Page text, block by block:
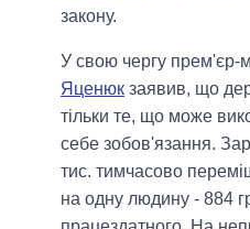
закону.
У свою чергу прем'єр-
Яценюк заявив, що
тільки те, що може
себе зобов'язання.
тис. тимчасово
на одну людину - 884